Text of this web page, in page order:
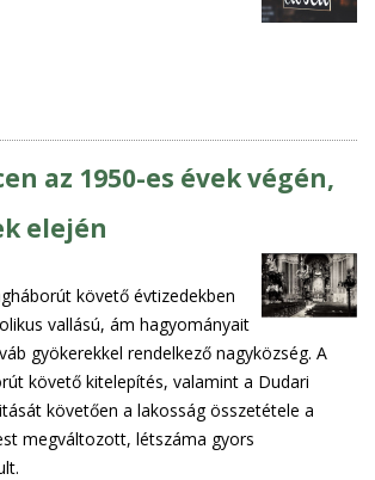
az 1950-es évek végén,
elején
követő évtizedekben
vallású, ám hagyományait
gyökerekkel rendelkező nagyközség. A
követő kitelepítés, valamint a Dudari
követően a lakosság összetétele a
megváltozott, létszáma gyors